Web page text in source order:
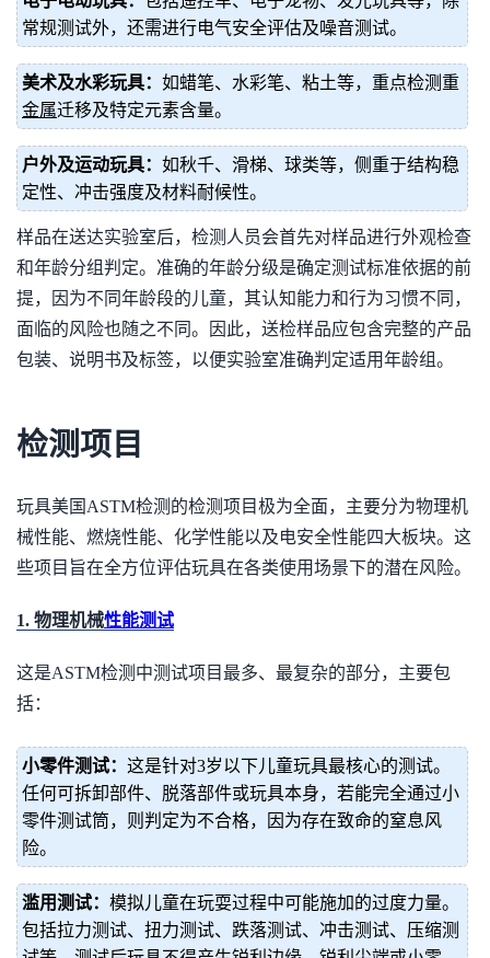
常规测试外，还需进行电气安全评估及噪音测试。
美术及水彩玩具： 如蜡笔、水彩笔、粘土等，重点检测重
金属迁移及特定元素含量。
户外及运动玩具： 如秋千、滑梯、球类等，侧重于结构稳
定性、冲击强度及材料耐候性。
样品在送达实验室后，检测人员会首先对样品进行外观检查
和年龄分组判定。准确的年龄分级是确定测试标准依据的前
提，因为不同年龄段的儿童，其认知能力和行为习惯不同，
面临的风险也随之不同。因此，送检样品应包含完整的产品
包装、说明书及标签，以便实验室准确判定适用年龄组。
检测项目
玩具美国ASTM检测的检测项目极为全面，主要分为物理机
械性能、燃烧性能、化学性能以及电安全性能四大板块。这
些项目旨在全方位评估玩具在各类使用场景下的潜在风险。
1. 物理机械性能测试
这是ASTM检测中测试项目最多、最复杂的部分，主要包
括：
小零件测试： 这是针对3岁以下儿童玩具最核心的测试。
任何可拆卸部件、脱落部件或玩具本身，若能完全通过小
零件测试筒，则判定为不合格，因为存在致命的窒息风
险。
滥用测试： 模拟儿童在玩耍过程中可能施加的过度力量。
包括拉力测试、扭力测试、跌落测试、冲击测试、压缩测